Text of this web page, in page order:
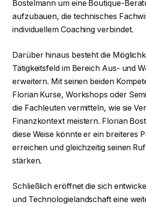
Bostelmann um eine Boutique-
aufzubauen, die technisches
individuellem Coaching verbindet.
Darüber hinaus besteht die
Tätigkeitsfeld im Bereich Aus- und
erweitern. Mit seinen beiden
Florian Kurse, Workshops oder
die Fachleuten vermitteln, wie sie
Finanzkontext meistern. Florian
diese Weise könnte er ein breiteres
erreichen und gleichzeitig seinen
stärken.
Schließlich eröffnet die sich
und Technologielandschaft eine